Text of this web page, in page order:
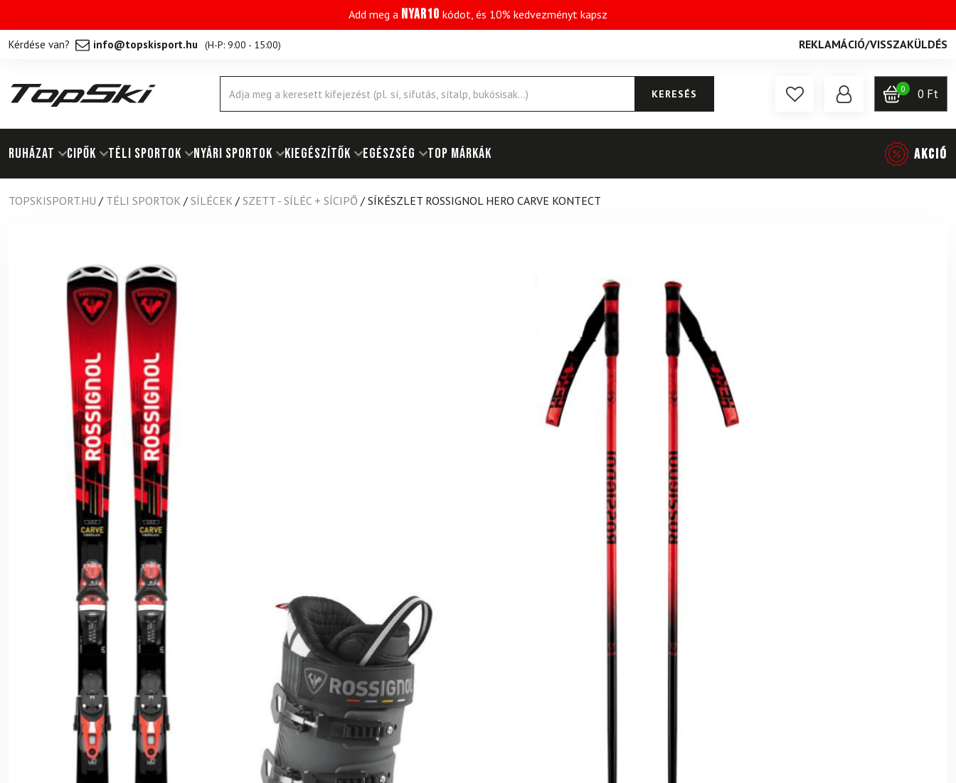
Add meg a NYAR10 kódot, és 10% kedvezményt kapsz
Kérdése van? info@topskisport.hu (H-P: 9:00 - 15:00) REKLAMÁCIÓ/VISSZAKÜLDÉS
Products
search
KERESÉS 0 0 Ft
RUHÁZAT Cipők TÉLI SPORTOK NYÁRI SPORTOK KIEGÉSZÍTŐK EGÉSZSÉG Top márkák AKCIÓ
TOPSKISPORT.HU / TÉLI SPORTOK / SÍLÉCEK / SZETT - SÍLÉC + SÍCIPŐ / SÍKÉSZLET ROSSIGNOL HERO CARVE KONTECT